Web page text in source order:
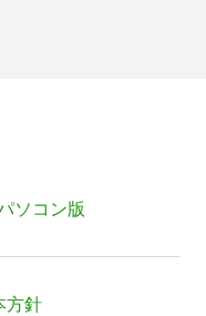
ソコン版
方針